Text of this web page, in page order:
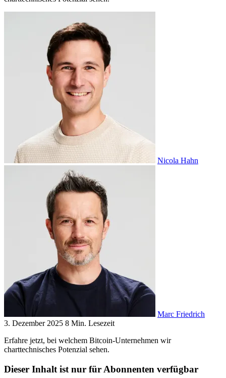
Nicola Hahn
Marc Friedrich
3. Dezember 2025 8 Min. Lesezeit
Erfahre jetzt, bei welchem Bitcoin-Unternehmen wir
charttechnisches Potenzial sehen.
Dieser Inhalt ist nur für Abonnenten verfügbar